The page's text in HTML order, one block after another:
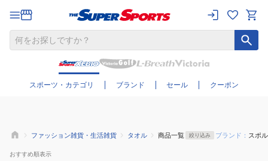
スポーツ・カテゴリ ブランド セール クーポン
さらに絞り込む
ファッション雑貨・生活雑貨 タオル 商品一覧 絞り込み ブランド： スポ
おすすめ順表示